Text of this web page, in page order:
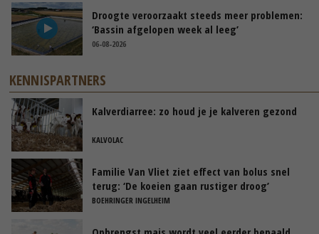
Droogte veroorzaakt steeds meer problemen:
‘Bassin afgelopen week al leeg’
06-08-2026
KENNISPARTNERS
Kalverdiarree: zo houd je je kalveren gezond
KALVOLAC
Familie Van Vliet ziet effect van bolus snel
terug: ‘De koeien gaan rustiger droog’
BOEHRINGER INGELHEIM